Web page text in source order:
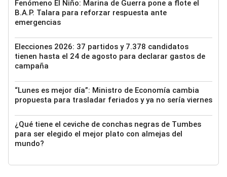
Fenómeno El Niño: Marina de Guerra pone a flote el
B.A.P. Talara para reforzar respuesta ante
emergencias
Elecciones 2026: 37 partidos y 7.378 candidatos
tienen hasta el 24 de agosto para declarar gastos de
campaña
“Lunes es mejor día”: Ministro de Economía cambia
propuesta para trasladar feriados y ya no sería viernes
¿Qué tiene el ceviche de conchas negras de Tumbes
para ser elegido el mejor plato con almejas del
mundo?